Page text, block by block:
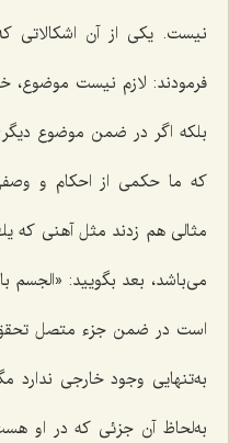
نیست. یكى از آن
فرمودند: لازم نیست
بلكه اگر در ضمن موضوع
که ما حكمى از احكام و
مثالى هم زدند مثل آهنى
مى‌باشد، بعد بگویید: «الجسم
است در ضمن جزء متصل
به‌تنهایى وجود خارجى ندارد
به‌لحاظ آن جزئى که در او